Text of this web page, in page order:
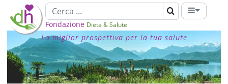
Fondazione Dieta & Salute
La miglior prospettiva per la tua salute